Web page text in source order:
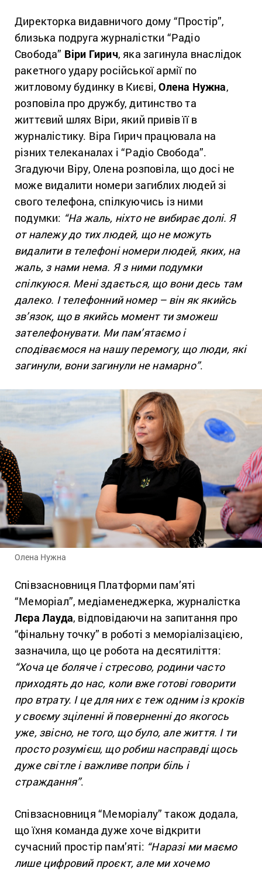
Директорка видавничого дому “Простір”,
близька подруга журналістки “Радіо
Свобода” Віри Гирич, яка загинула внаслідок
ракетного удару російської армії по
житловому будинку в Києві,Олена Нужна,
розповіла про дружбу, дитинство та
життєвий шлях Віри, який привів її в
журналістику. Віра Гирич працювала на
різних телеканалах і “Радіо Свобода”.
Згадуючи Віру, Олена розповіла, що досі не
може видалити номери загиблих людей зі
свого телефона, спілкуючись із ними
подумки: “На жаль, ніхто не вибирає долі. Я
от належу до тих людей, що не можуть
видалити в телефоні номери людей, яких, на
жаль, з нами нема. Я з ними подумки
спілкуюся. Мені здається, що вони десь там
далеко. І телефонний номер – він як якийсь
зв’язок, що в якийсь момент ти зможеш
зателефонувати. Ми пам’ятаємо і
сподіваємося на нашу перемогу, що люди, які
загинули, вони загинули не намарно”.
Олена Нужна
Співзасновниця Платформи пам’яті
“Меморіал”, медіаменеджерка, журналістка
Лєра Лауда, відповідаючи на запитання про
“фінальну точку” в роботі з меморіалізацією,
зазначила, що це робота на десятиліття:
“Хоча це боляче і стресово, родини часто
приходять до нас, коли вже готові говорити
про втрату. І це для них є теж одним із кроків
у своєму зціленні й поверненні до якогось
уже, звісно, не того, що було, але життя. І ти
просто розумієш, що робиш насправді щось
дуже світле і важливе попри біль і
страждання”.
Співзасновниця “Меморіалу” також додала,
що їхня команда дуже хоче відкрити
сучасний простір пам’яті: “Наразі ми маємо
лише цифровий проєкт, але ми хочемо